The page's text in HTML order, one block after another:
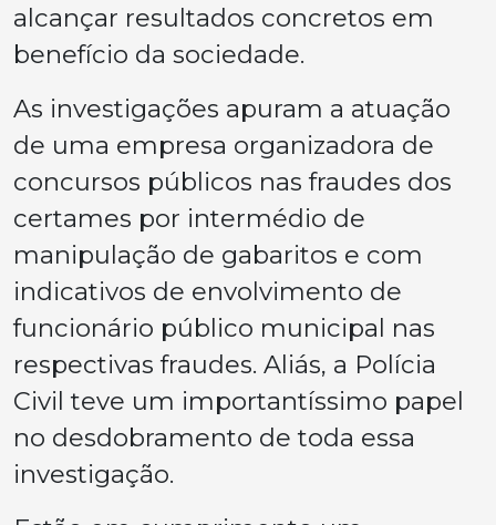
alcançar resultados concretos em
benefício da sociedade.
As investigações apuram a atuação
de uma empresa organizadora de
concursos públicos nas fraudes dos
certames por intermédio de
manipulação de gabaritos e com
indicativos de envolvimento de
funcionário público municipal nas
respectivas fraudes. Aliás, a Polícia
Civil teve um importantíssimo papel
no desdobramento de toda essa
investigação.